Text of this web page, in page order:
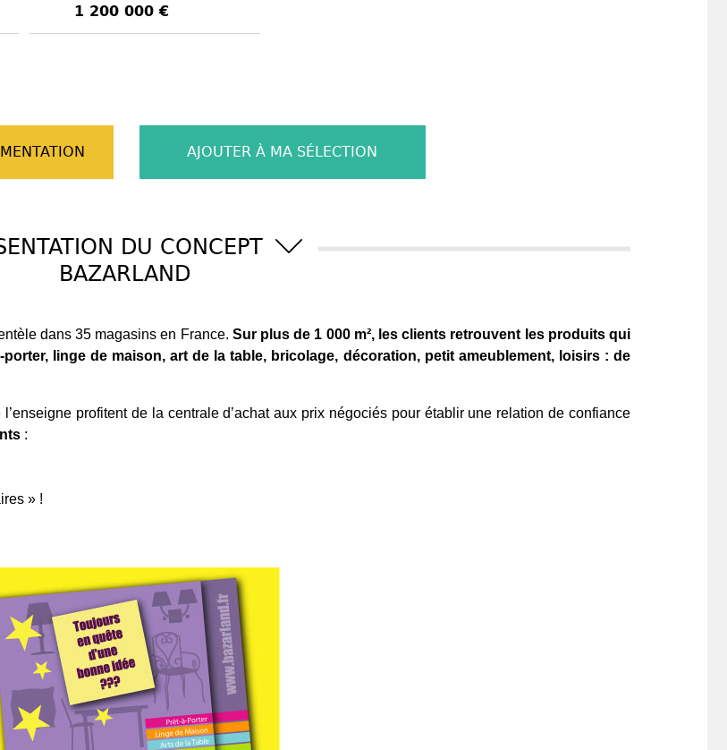
1 200 000 €
AJOUTER À MA SÉLECTION
DU CONCEPT
BAZARLAND
dans 35 magasins en France. Sur plus de 1 000 m², les clients retrouvent les produits qui
linge de maison, art de la table, bricolage, décoration, petit ameublement, loisirs : de
profitent de la centrale d’achat aux prix négociés pour établir une relation de confiance
:
» !